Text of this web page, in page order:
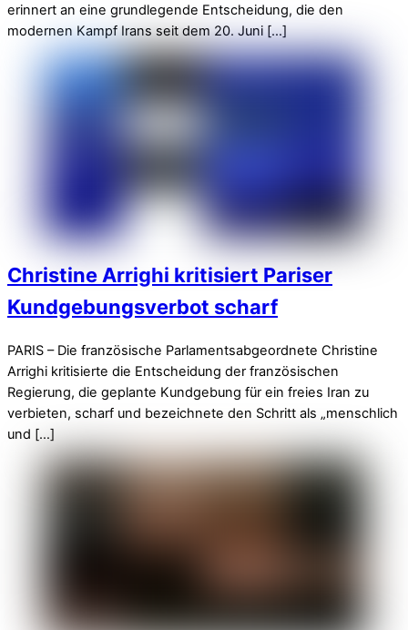
erinnert an eine grundlegende Entscheidung, die den
modernen Kampf Irans seit dem 20. Juni […]
Christine Arrighi kritisiert Pariser
Kundgebungsverbot scharf
PARIS – Die französische Parlamentsabgeordnete Christine
Arrighi kritisierte die Entscheidung der französischen
Regierung, die geplante Kundgebung für ein freies Iran zu
verbieten, scharf und bezeichnete den Schritt als „menschlich
und […]